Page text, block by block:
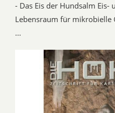
- Das Eis der Hundsalm Eis-
Lebensraum für mikrobielle
...